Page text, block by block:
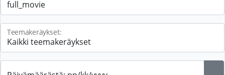
Teemakeräykset: